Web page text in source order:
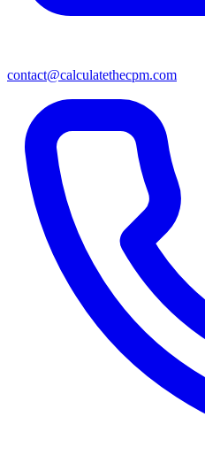
contact@calculatethecpm.com